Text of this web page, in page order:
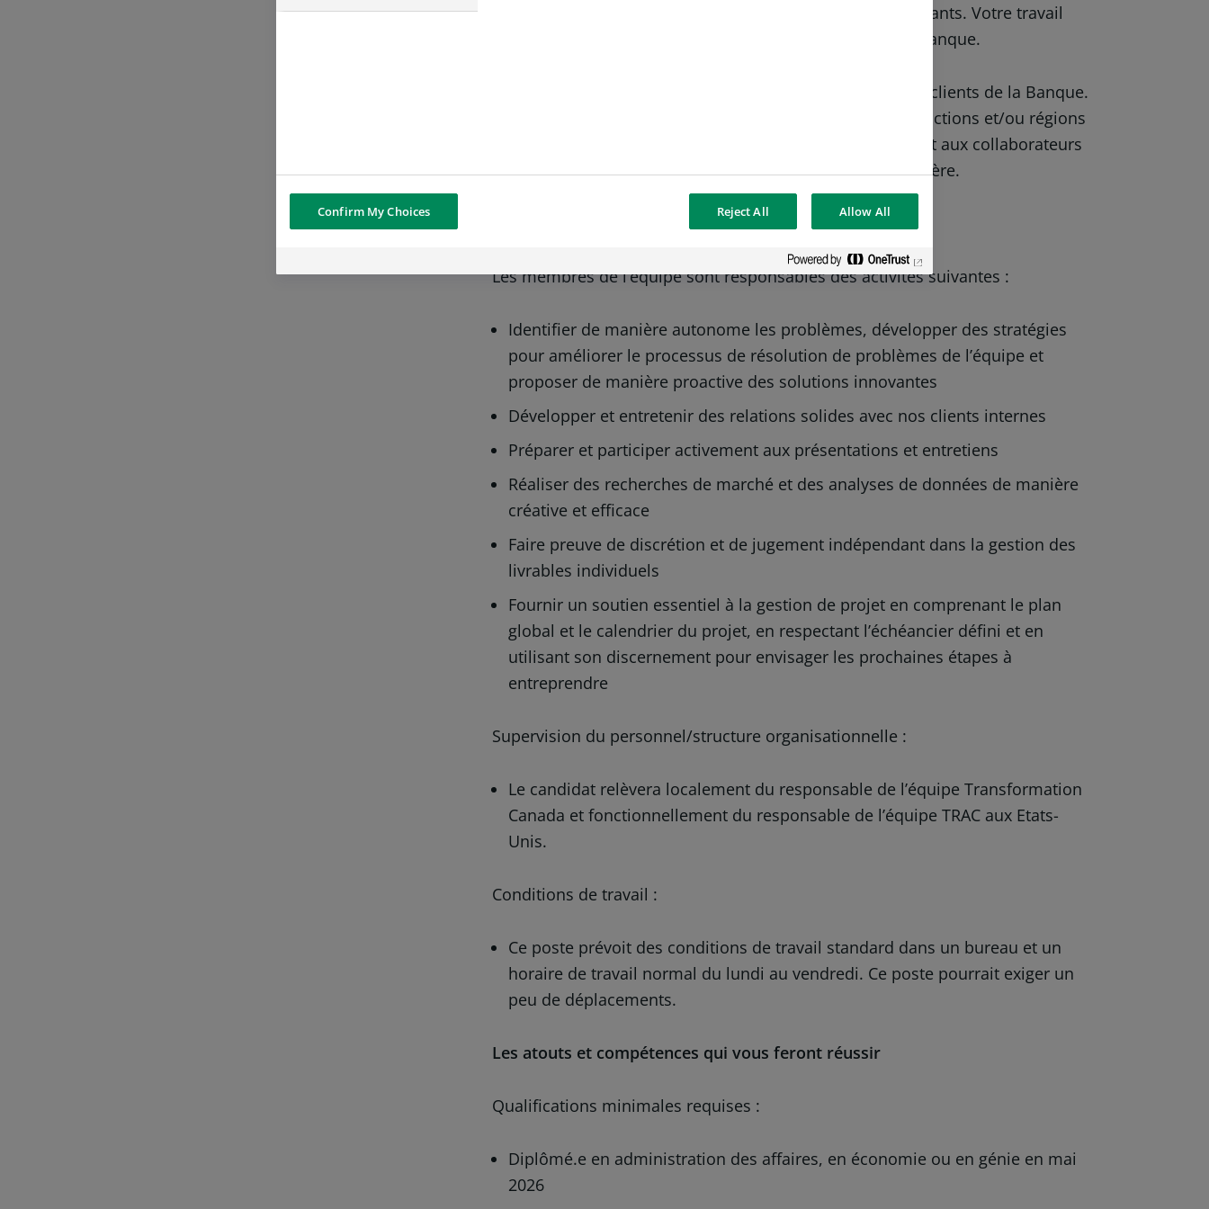
critiques directement avec la direction et les cadres dirigeants. Votre travail
jouera un rôle déterminant dans l’évolution future de la Banque.
L’équipe est très collaborative, tant en interne qu’avec les clients de la Banque.
Les missions peuvent couvrir plusieurs lignes métiers, fonctions et/ou régions
au sein des différentes entités de BNP Paribas, permettant aux collaborateurs
de construire un solide réseau sur lequel fonder leur carrière.
Les membres de l’équipe sont responsables des activités suivantes :
Identifier de manière autonome les problèmes, développer des stratégies
pour améliorer le processus de résolution de problèmes de l’équipe et
proposer de manière proactive des solutions innovantes
Développer et entretenir des relations solides avec nos clients internes
Préparer et participer activement aux présentations et entretiens
Réaliser des recherches de marché et des analyses de données de manière
créative et efficace
Faire preuve de discrétion et de jugement indépendant dans la gestion des
livrables individuels
Fournir un soutien essentiel à la gestion de projet en comprenant le plan
global et le calendrier du projet, en respectant l’échéancier défini et en
utilisant son discernement pour envisager les prochaines étapes à
entreprendre
Supervision du personnel/structure organisationnelle :
Le candidat relèvera localement du responsable de l’équipe Transformation
Canada et fonctionnellement du responsable de l’équipe TRAC aux Etats-
Unis.
Conditions de travail :
Ce poste prévoit des conditions de travail standard dans un bureau et un
horaire de travail normal du lundi au vendredi. Ce poste pourrait exiger un
peu de déplacements.
Les atouts et compétences qui vous feront réussir
Qualifications minimales requises :
Diplômé.e en administration des affaires, en économie ou en génie en mai
2026
Confirm My Choices Reject All Allow All